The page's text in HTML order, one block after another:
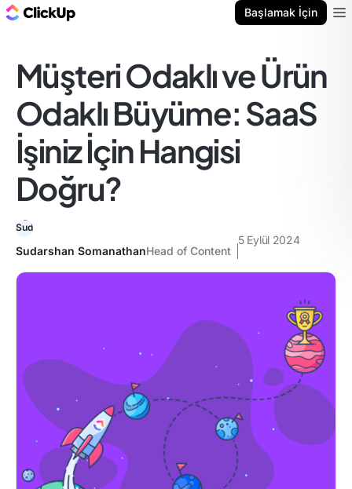
Başlamak İçin
Müşteri Odaklı ve Ürün
Odaklı Büyüme: SaaS
İşiniz İçin Hangisi
Doğru?
Sudarshan SomanathanHead of Content
5 Eylül 2024